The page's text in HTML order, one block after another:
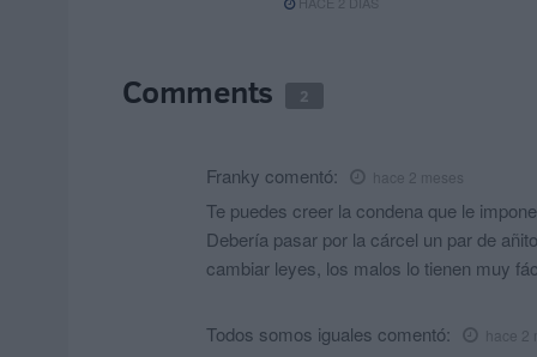
Comments 2
Franky comentó: hace 2 meses
Te puedes creer la condena que le
Debería pasar por la cárcel un par de
cambiar leyes, los malos lo tienen muy
Todos somos iguales comentó: hace 2